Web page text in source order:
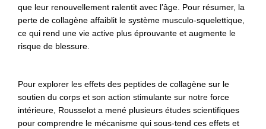
que leur renouvellement ralentit avec l’âge. Pour résumer, la
perte de collagène affaiblit le système musculo-squelettique,
ce qui rend une vie active plus éprouvante et augmente le
risque de blessure.
Pour explorer les effets des peptides de collagène sur le
soutien du corps et son action stimulante sur notre force
intérieure, Rousselot a mené plusieurs études scientifiques
pour comprendre le mécanisme qui sous-tend ces effets et